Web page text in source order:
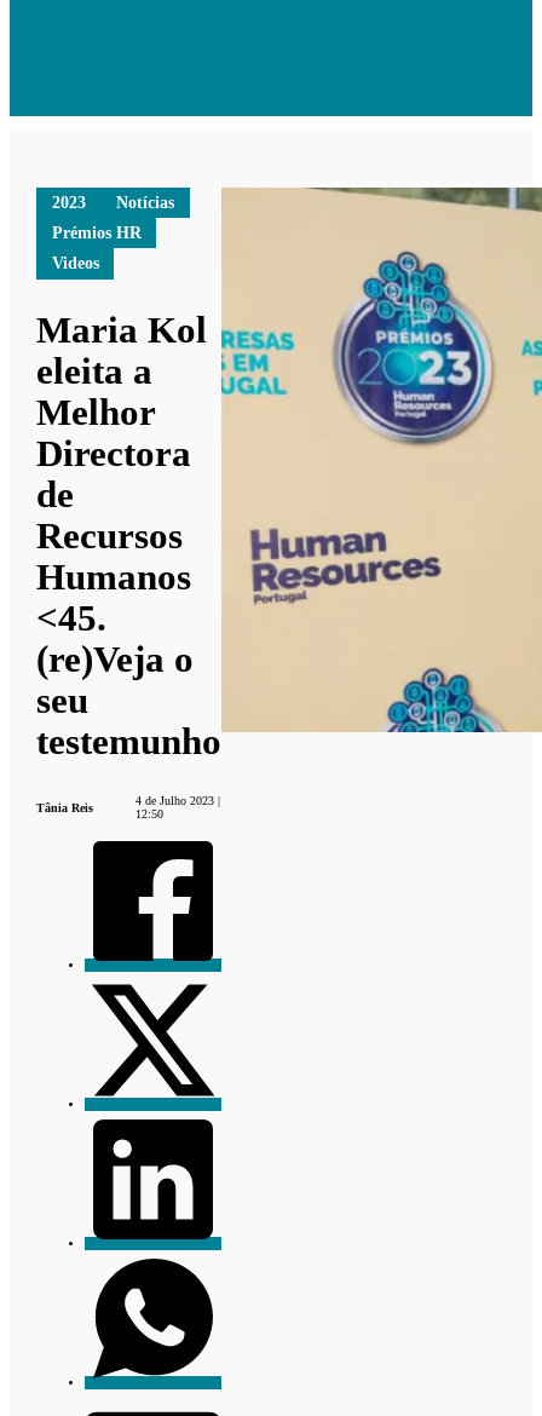
2023
Notícias
Prémios HR
Videos
Maria Kol
eleita a
Melhor
Directora
de
Recursos
Humanos
<45.
(re)Veja o
seu
testemunho
Tânia Reis
4 de Julho 2023 |
12:50